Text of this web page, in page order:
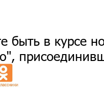
быть в курсе